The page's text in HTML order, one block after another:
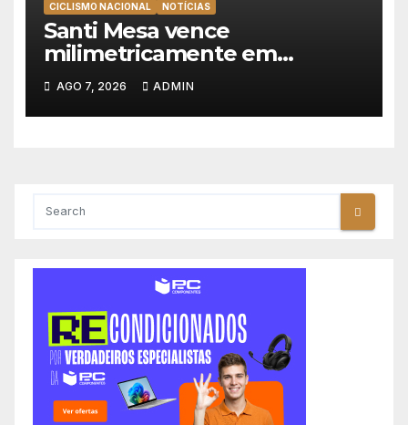
CICLISMO NACIONAL NOTÍCIAS
Santi Mesa vence
milimetricamente em
Albufeira, Rui Oliveira
mantém a amarela da Volta a
Portugal
AGO 7, 2026 ADMIN